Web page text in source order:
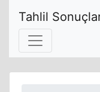
Tahlil